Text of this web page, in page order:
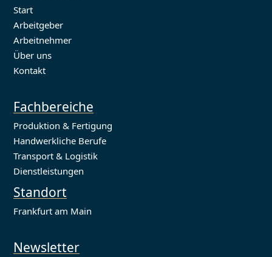
Start
Arbeitgeber
Arbeitnehmer
Über uns
Kontakt
Fachbereiche
Produktion & Fertigung
Handwerkliche Berufe
Transport & Logistik
Dienstleistungen
Standort
Frankfurt am Main
Newsletter